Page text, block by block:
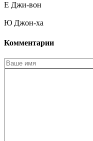
Е Джи-вон
Ю Джон-ха
Комментарии